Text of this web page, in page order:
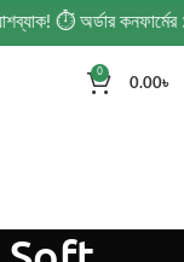
⏱️ অর্ডার
0 0.00৳